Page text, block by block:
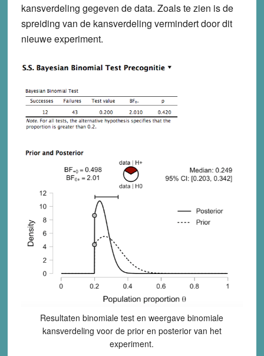
kansverdeling gegeven de data. Zoals te zien is de
spreiding van de kansverdeling vermindert door dit
nieuwe experiment.
Resultaten binomiale test en weergave binomiale
kansverdeling voor de prior en posterior van het
experiment.